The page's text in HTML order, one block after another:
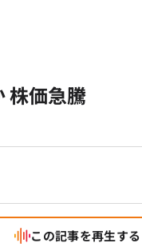
株価急騰
この記事を再生する